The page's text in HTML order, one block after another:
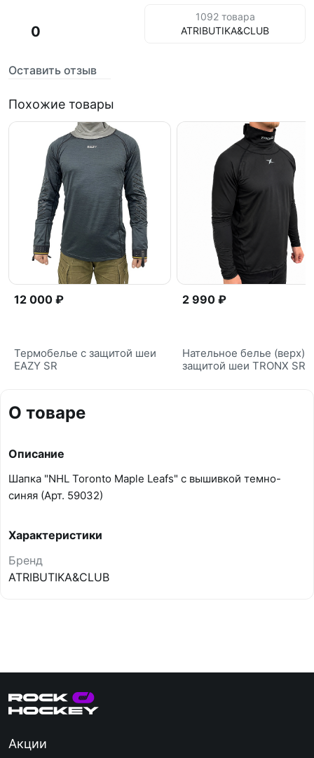
0
Оставить отзыв
1092 товара
ATRIBUTIKA&CLUB
Похожие товары
12 000 ₽
Термобелье с защитой шеи
EAZY SR
2 990 ₽
Нательное белье (верх) с
защитой шеи TRONX SR
О товаре
Описание
Шапка "NHL Toronto Maple Leafs" с вышивкой темно-
синяя (Арт. 59032)
Характеристики
Бренд
ATRIBUTIKA&CLUB
Акции